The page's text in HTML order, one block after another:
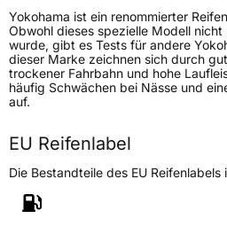
Gewicht (in kg)
Generelle Merkmale
FahrzeugtypSUV
Verwendung
Modellname
Parada Spec X
Weitere Eigenschaften
Yokohama ist ein renommierter
Obwohl dieses spezielle Modell
wurde, gibt es Tests für andere
dieser Marke zeichnen sich durch
trockener Fahrbahn und hohe
häufig Schwächen bei Nässe und
auf.
EU Reifenlabel
Die Bestandteile des EU Reifenlabels